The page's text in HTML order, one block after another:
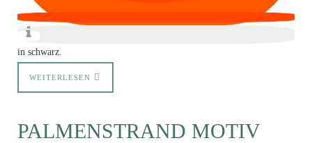
in schwarz.
WEITERLESEN
PALMENSTRAND MOTIV